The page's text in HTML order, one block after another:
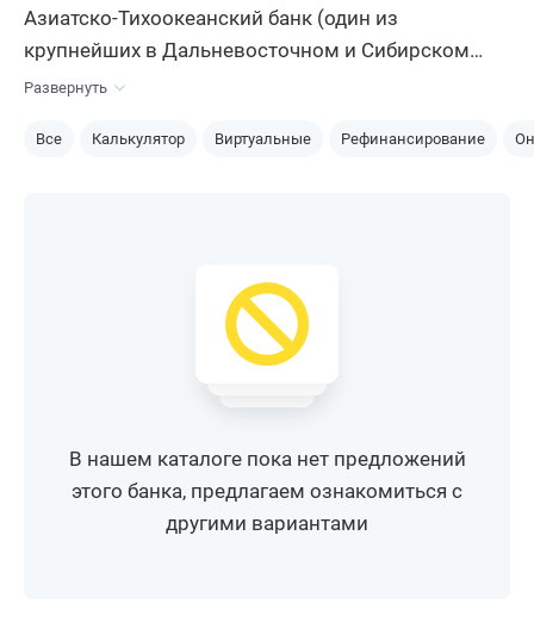
Азиатско-Тихоокеанский банк (один из
крупнейших в Дальневосточном и Сибирском
округах, а также имеющий собственные
несколько видов
кредитных карт: они
Развернуть
Все Калькулятор Виртуальные Рефинансирование
В нашем каталоге пока нет предложений
этого банка, предлагаем ознакомиться с
другими вариантами